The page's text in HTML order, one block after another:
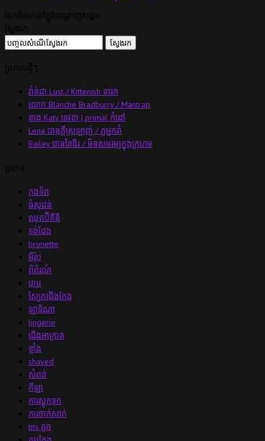
វ៉ាន់ដា Lust / Kittenish ទារក
លោក Blanche Bradburry / Mantrap
នាង Katy ទេវតា | primal កំដៅ
Lena បានក្ដីស្រឡាញ់ / ភ្លអ្នករាំ
Bailey បានរៃឌើរ / មិនសមរម្យក្នុងក្រហម
កងទ័ព
ធំសុដន់
ឈុតប៊ីគីនី
ទង់ដែង
brunette
អឺរ៉ុប
ពិព័រណ៍
រោម
ស្បែកជើង​កែង
ឡាទីណា
lingerie
ជើងអាក្រាត
ខ្លាំង
shaved
សំពត់
កីឡា
ការស្តុកទុក
ការចាក់សាក់
tits តូច